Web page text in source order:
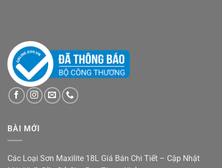
BÀI MỚI
Các Loại Sơn Maxilite 18L Giá Bán Chi Tiết – Cập Nhật